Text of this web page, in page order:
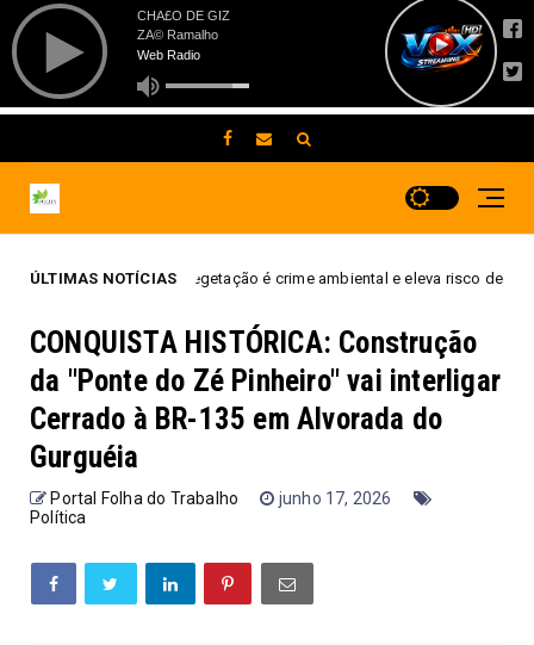
ÚLTIMAS NOTÍCIAS
vegetação é crime ambiental e eleva risco de incêndio durante o
CONQUISTA HISTÓRICA: Construção
da "Ponte do Zé Pinheiro" vai interligar
Cerrado à BR-135 em Alvorada do
Gurguéia
Portal Folha do Trabalho
junho 17, 2026
Política